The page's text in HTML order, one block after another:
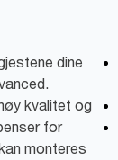
dine
kvalitet og
for
monteres